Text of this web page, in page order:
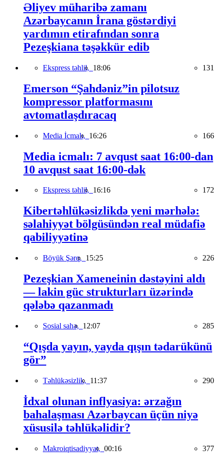
Əliyev müharibə zamanı
Azərbaycanın İrana göstərdiyi
yardımın etirafından sonra
Pezeşkiana təşəkkür edib
Ekspress təhlil, 18:06 131
Emerson “Şahdəniz”in pilotsuz
kompressor platformasını
avtomatlaşdıracaq
Media İcmalı, 16:26 166
Media icmalı: 7 avqust saat 16:00-dan
10 avqust saat 16:00-dək
Ekspress təhlil, 16:16 172
Kibertəhlükəsizlikdə yeni mərhələ:
səlahiyyət bölgüsündən real müdafiə
qabiliyyətinə
Böyük Şərq, 15:25 226
Pezeşkian Xameneinin dəstəyini aldı
— lakin güc strukturları üzərində
qələbə qazanmadı
Sosial sahə, 12:07 285
“Qışda yayın, yayda qışın tədarükünü
gör”
Təhlükəsizlik, 11:37 290
İdxal olunan inflyasiya: ərzağın
bahalaşması Azərbaycan üçün niyə
xüsusilə təhlükəlidir?
Makroiqtisadiyyat, 00:16 377